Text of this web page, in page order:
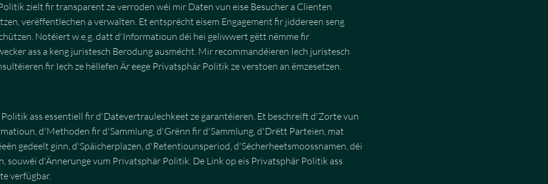
zielt fir transparent ze verroden wéi mir Daten vun eise Besucher a Clienten
verëffentlechen a verwalten. Et entsprécht eisem Engagement fir jiddereen seng
Notéiert w.e.g. datt d'Informatioun déi hei geliwwert gëtt nëmme fir
ass a keng juristesch Berodung ausmécht. Mir recommandéieren Iech juristesch
fir Iech ze hëllefen Är eege Privatsphär Politik ze verstoen an ëmzesetzen.
ass essentiell fir d'Datevertraulechkeet ze garantéieren. Et beschreift d'Zorte vun
d'Methoden fir d'Sammlung, d'Grënn fir d'Sammlung, d'Drëtt Parteien, mat
gedeelt ginn, d'Späicherplazen, d'Retentiounsperiod, d'Sécherheetsmoossnamen, déi
souwéi d'Ännerunge vum Privatsphär Politik. De Link op eis Privatsphär Politik ass
verfügbar.